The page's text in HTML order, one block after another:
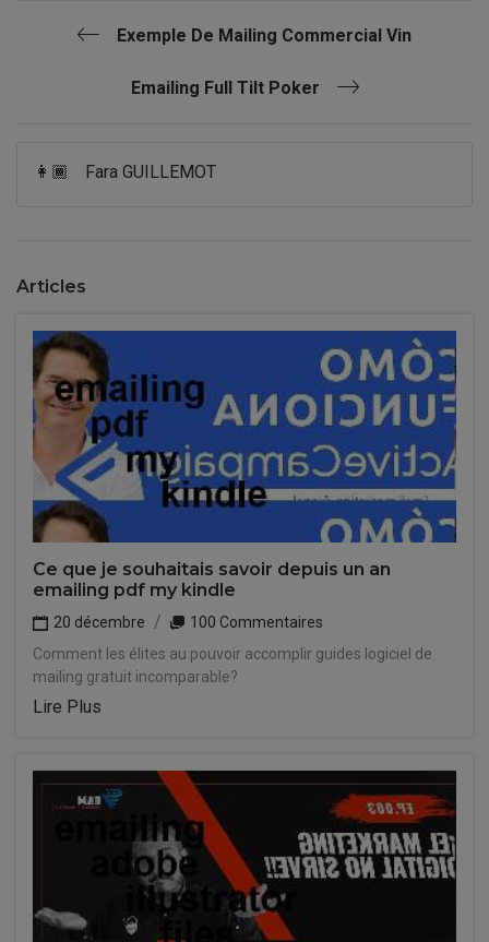
Exemple De Mailing Commercial Vin
Emailing Full Tilt Poker
👩🏾 Fara GUILLEMOT
Articles
Ce que je souhaitais savoir depuis un an
emailing pdf my kindle
20 décembre
100 Commentaires
Comment les élites au pouvoir accomplir guides logiciel de
mailing gratuit incomparable?
Lire Plus